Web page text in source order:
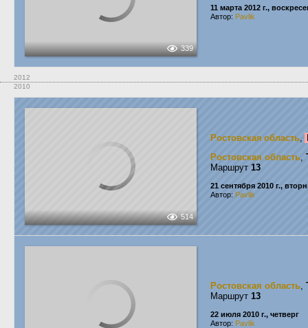
339
11 марта 2012 г.,
Автор: Pavlik
2012
2010
514
Ростовская область,
Ростовская область,
Маршрут 13
21 сентября 2010 г.,
Автор: Pavlik
Ростовская область,
Маршрут 13
22 июля 2010 г., четверг
Автор: Pavlik